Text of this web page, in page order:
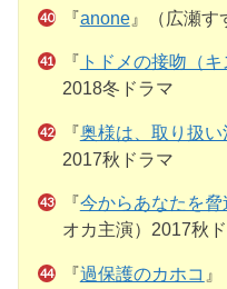
『anone』（広瀬す
『 トドメの接吻（キ
2018冬ドラマ
『奥様は、取り扱い
2017秋ドラマ
『今からあなたを脅
オカ主演）2017秋
『過保護のカホコ